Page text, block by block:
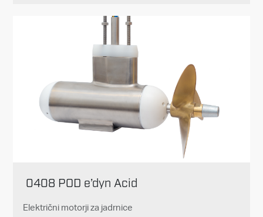
0408 POD e’dyn Acid
Električni motorji za jadrnice